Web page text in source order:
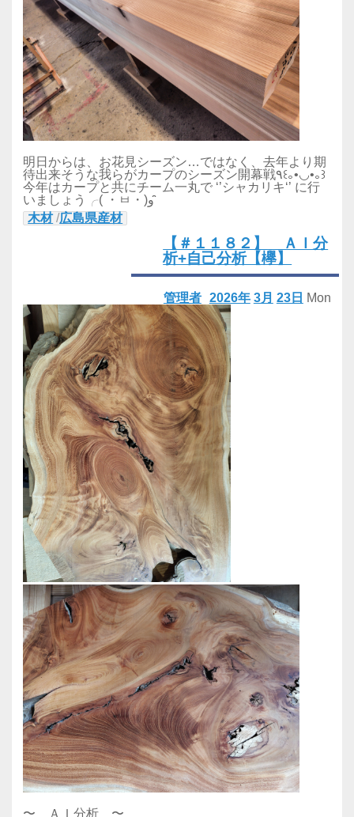
明日からは、お花見シーズン…ではなく、去年より期
待出来そうな我らがカープのシーズン開幕戦٩꒰｡•◡•｡꒱
今年はカープと共にチーム一丸で ‘’シャカリキ‘’ に行
いましょう╭( ・ㅂ・)و ̑̑
木材/広島県産材
【＃１１８２】 ＡＩ分
析+自己分析【欅】
2026年 3月 23日 Mon
管理者
〜 ＡＩ分析 〜